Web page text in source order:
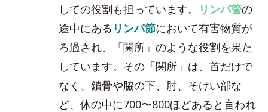
しての役割も担っています。
リンパ管の
途中にある リンパ節において有害物質が
ろ過され、「関所」のような役割を果た
しています。その「関所」は、首だけで
なく、鎖骨や脇の下、肘、そけい部な
ど、体の中に700〜800ほどあると言われ